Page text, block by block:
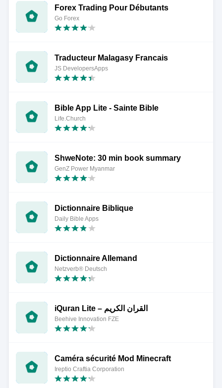
Forex Trading Pour Débutants
Go Forex
Traducteur Malagasy Francais
JS DevelopersApps
Bible App Lite - Sainte Bible
Life.Church
ShweNote: 30 min book summary
GenZ Power Myanmar
Dictionnaire Biblique
Daily Bible Apps
Dictionnaire Allemand
Netzverb® Deutsch
iQuran Lite – القران الكريم
Beehive Innovation FZE
Caméra sécurité Mod Minecraft
Ireptio Craftia Corporation